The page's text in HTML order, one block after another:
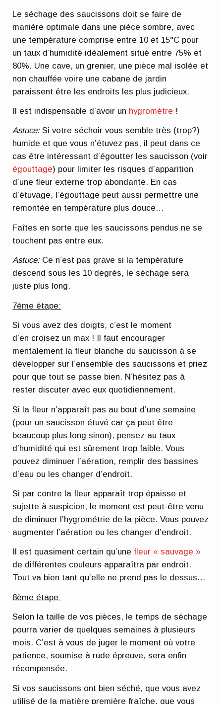
Le séchage des saucissons doit se faire de
manière optimale dans une pièce sombre, avec
une température comprise entre 10 et 15°C pour
un taux d’humidité idéalement situé entre 75% et
80%. Une cave, un grenier, une pièce mal isolée et
non chauffée voire une cabane de jardin
paraissent être les endroits les plus judicieux.
Il est indispensable d’avoir un hygromètre !
Astuce:Si votre séchoir vous semble très (trop?)
humide et que vous n’étuvez pas, il peut dans ce
cas être intéressant d’égoutter les saucisson (voir
égouttage) pour limiter les risques d’apparition
d’une fleur externe trop abondante. En cas
d’étuvage, l’égouttage peut aussi permettre une
remontée en température plus douce…
Faîtes en sorte que les saucissons pendus ne se
touchent pas entre eux.
Astuce: Ce n’est pas grave si la température
descend sous les 10 degrés, le séchage sera
juste plus long.
7ème étape:
Si vous avez des doigts, c’est le moment
d’en croisez un max ! Il faut encourager
mentalement la fleur blanche du saucisson à se
développer sur l’ensemble des saucissons et priez
pour que tout se passe bien. N’hésitez pas à
rester discuter avec eux quotidiennement.
Si la fleur n’apparaît pas au bout d’une semaine
(pour un saucisson étuvé car ça peut être
beaucoup plus long sinon), pensez au taux
d’humidité qui est sûrement trop faible. Vous
pouvez diminuer l’aération, remplir des bassines
d’eau ou les changer d’endroit.
Si par contre la fleur apparaît trop épaisse et
sujette à suspicion, le moment est peut-être venu
de diminuer l’hygrométrie de la pièce. Vous pouvez
augmenter l’aération ou les changer d’endroit.
Il est quasiment certain qu’une fleur « sauvage »
de différentes couleurs apparaîtra par endroit.
Tout va bien tant qu’elle ne prend pas le dessus…
8ème étape:
Selon la taille de vos pièces, le temps de séchage
pourra varier de quelques semaines à plusieurs
mois. C’est à vous de juger le moment où votre
patience, soumise à rude épreuve, sera enfin
récompensée.
Si vos saucissons ont bien séché, que vous avez
utilisé de la matière première fraîche, que vous